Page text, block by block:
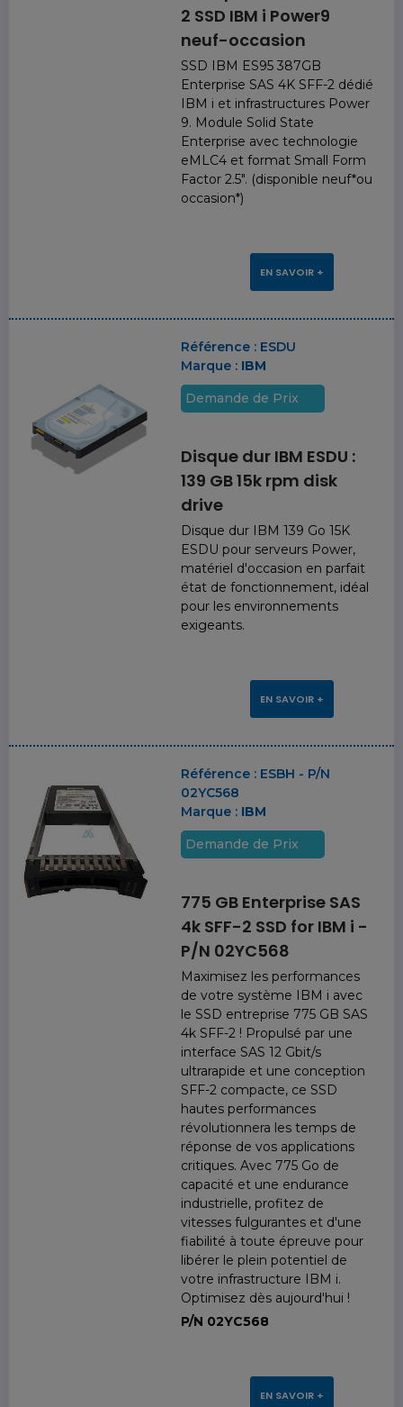
2 SSD IBM i Power9
neuf-occasion
SSD IBM ES95 387GB
Enterprise SAS 4K SFF-2 dédié
IBM i et infrastructures Power
9. Module Solid State
Enterprise avec technologie
eMLC4 et format Small Form
Factor 2.5". (disponible neuf*ou
occasion*)
EN SAVOIR +
Référence : ESDU
Marque : IBM
Demande de Prix
Disque dur IBM ESDU :
139 GB 15k rpm disk
drive
Disque dur IBM 139 Go 15K
ESDU pour serveurs Power,
matériel d'occasion en parfait
état de fonctionnement, idéal
pour les environnements
exigeants.
EN SAVOIR +
Référence : ESBH - P/N
02YC568
Marque : IBM
Demande de Prix
775 GB Enterprise SAS
4k SFF-2 SSD for IBM i -
P/N 02YC568
Maximisez les performances
de votre système IBM i avec
le SSD entreprise 775 GB SAS
4k SFF-2 ! Propulsé par une
interface SAS 12 Gbit/s
ultrarapide et une conception
SFF-2 compacte, ce SSD
hautes performances
révolutionnera les temps de
réponse de vos applications
critiques. Avec 775 Go de
capacité et une endurance
industrielle, profitez de
vitesses fulgurantes et d'une
fiabilité à toute épreuve pour
libérer le plein potentiel de
votre infrastructure IBM i.
Optimisez dès aujourd'hui !
P/N 02YC568
EN SAVOIR +